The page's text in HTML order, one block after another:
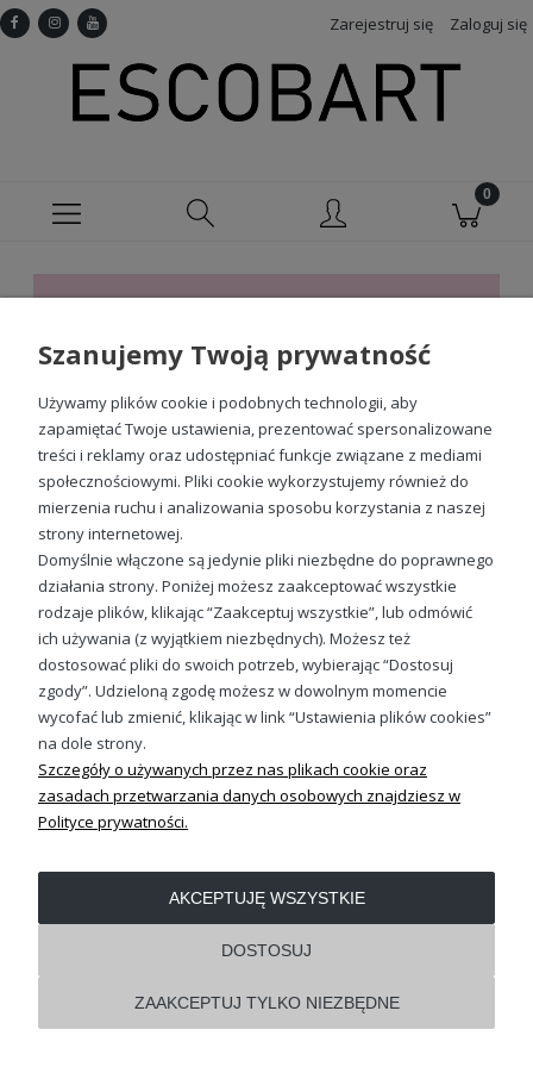
Zarejestruj się Zaloguj się
Ten produkt jest niedostępny.
OBSŁUGA KLIENTA
REGULAMINY
Sprawdź nasze social media
Pokaż pełną wersję strony
Szanujemy Twoją prywatność
Używamy plików cookie i podobnych technologii, aby
zapamiętać Twoje ustawienia, prezentować spersonalizowane
treści i reklamy oraz udostępniać funkcje związane z mediami
społecznościowymi. Pliki cookie wykorzystujemy również do
mierzenia ruchu i analizowania sposobu korzystania z naszej
strony internetowej.
Domyślnie włączone są jedynie pliki niezbędne do poprawnego
działania strony. Poniżej możesz zaakceptować wszystkie
rodzaje plików, klikając “Zaakceptuj wszystkie”, lub odmówić
ich używania (z wyjątkiem niezbędnych). Możesz też
dostosować pliki do swoich potrzeb, wybierając “Dostosuj
zgody”. Udzieloną zgodę możesz w dowolnym momencie
wycofać lub zmienić, klikając w link “Ustawienia plików cookies”
na dole strony.
Szczegóły o używanych przez nas plikach cookie oraz
zasadach przetwarzania danych osobowych znajdziesz w
Polityce prywatności.
ZAAKCEPTUJ TYLKO NIEZBĘDNE
DOSTOSUJ
AKCEPTUJĘ WSZYSTKIE